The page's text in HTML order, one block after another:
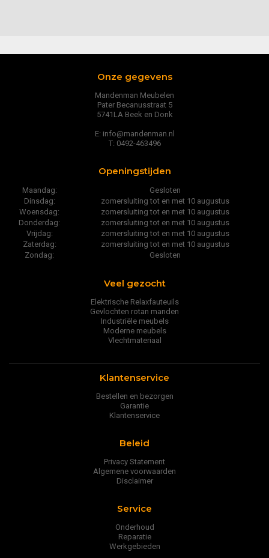
Onze gegevens
Mandenman Meubelen
Pater Becanusstraat 5
5741LA Beek en Donk
E: info@mandenman.nl
T: 0492-463496
Openingstijden
Maandag:
Gesloten
Dinsdag:
zomersluiting tot en met 10 augustus
Woensdag:
zomersluiting tot en met 10 augustus
Donderdag:
zomersluiting tot en met 10 augustus
Vrijdag:
zomersluiting tot en met 10 augustus
Zaterdag:
zomersluiting tot en met 10 augustus
Zondag:
Gesloten
Veel gezocht
Elektrische Relaxfauteuils
Gevlochten rotan manden
Industriële meubels
Moderne meubels
Vlechtmateriaal
Klantenservice
Bestellen en bezorgen
Garantie
Klantenservice
Beleid
Privacy Statement
Algemene voorwaarden
Disclaimer
Service
Onderhoud
Reparatie
Werkgebieden